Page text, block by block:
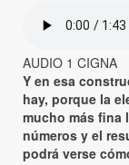
AUDIO 1 CIGNA
Y en esa
hay, porque la
mucho más fina
números y el
podrá verse